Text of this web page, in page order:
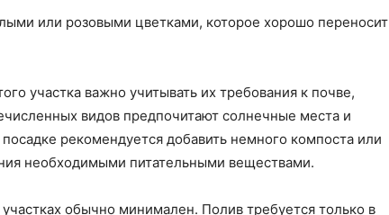
или розовыми цветками, которое хорошо переносит
участка важно учитывать их требования к почве,
видов предпочитают солнечные места и
рекомендуется добавить немного компоста или
необходимыми питательными веществами.
обычно минимален. Полив требуется только в